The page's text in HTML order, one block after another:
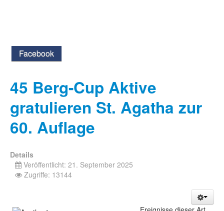
Facebook
45 Berg-Cup Aktive
gratulieren St. Agatha zur
60. Auflage
Details
Veröffentlicht: 21. September 2025
Zugriffe: 13144